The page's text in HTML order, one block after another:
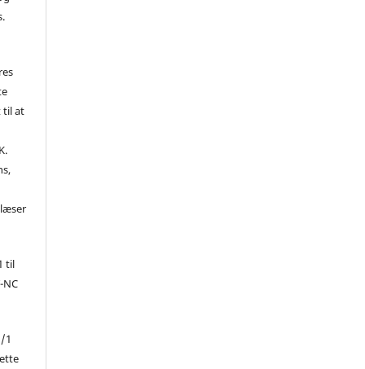
til at
til
NC
1